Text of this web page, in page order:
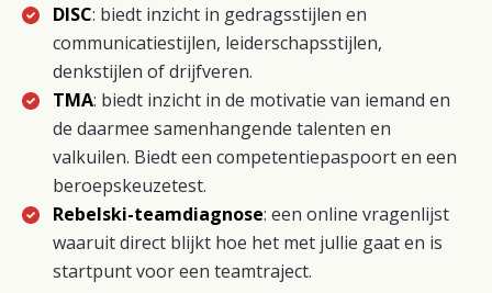
DISC: biedt inzicht in gedragsstijlen en
communicatiestijlen, leiderschapsstijlen,
denkstijlen of drijfveren.
TMA: biedt inzicht in de motivatie van iemand en
de daarmee samenhangende talenten en
valkuilen. Biedt een competentiepaspoort en een
beroepskeuzetest.
Rebelski-teamdiagnose: een online vragenlijst
waaruit direct blijkt hoe het met jullie gaat en is
startpunt voor een teamtraject.